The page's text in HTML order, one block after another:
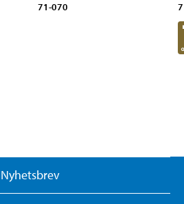
71-070
Nyhetsbrev